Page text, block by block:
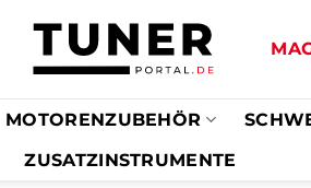
MOTORENZUBEHÖR
ZUSATZINSTRUMENTE